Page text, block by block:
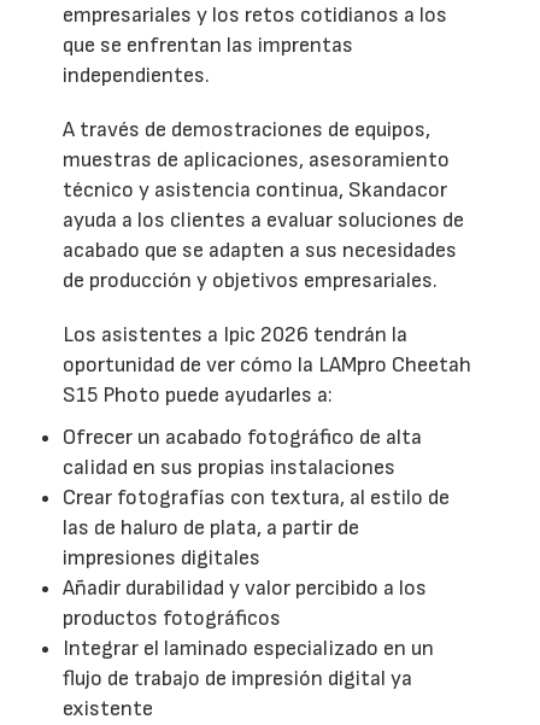
empresariales y los retos cotidianos a los
que se enfrentan las imprentas
independientes.
A través de demostraciones de equipos,
muestras de aplicaciones, asesoramiento
técnico y asistencia continua, Skandacor
ayuda a los clientes a evaluar soluciones de
acabado que se adapten a sus necesidades
de producción y objetivos empresariales.
Los asistentes a Ipic 2026 tendrán la
oportunidad de ver cómo la LAMpro Cheetah
S15 Photo puede ayudarles a:
Ofrecer un acabado fotográfico de alta
calidad en sus propias instalaciones
Crear fotografías con textura, al estilo de
las de haluro de plata, a partir de
impresiones digitales
Añadir durabilidad y valor percibido a los
productos fotográficos
Integrar el laminado especializado en un
flujo de trabajo de impresión digital ya
existente